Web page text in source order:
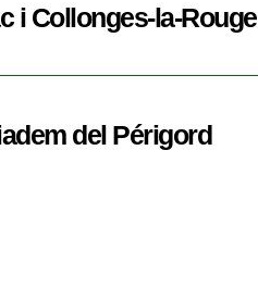
i Collonges-la-Rouge
del Périgord